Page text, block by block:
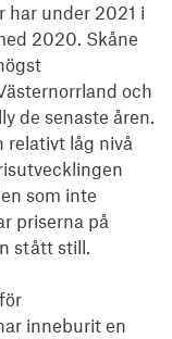
har under 2021 i
2020. Skåne
och
de senaste åren.
relativt låg nivå
som inte
priserna på
stått still.
inneburit en